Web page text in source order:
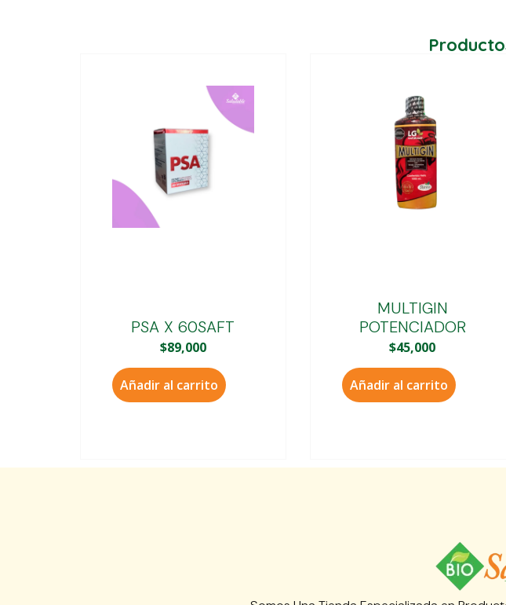
PSA X 60SAFT
$89,000
Añadir al carrito
MULTIGIN
POTENCIADOR
$45,000
Añadir al carrito